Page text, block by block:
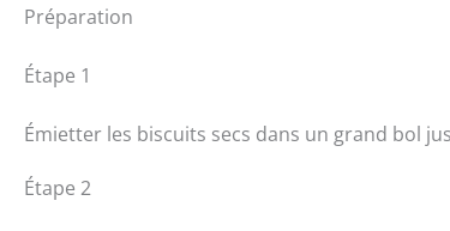
Préparation
Étape 1
Émietter les biscuits secs dans un grand bol
Étape 2